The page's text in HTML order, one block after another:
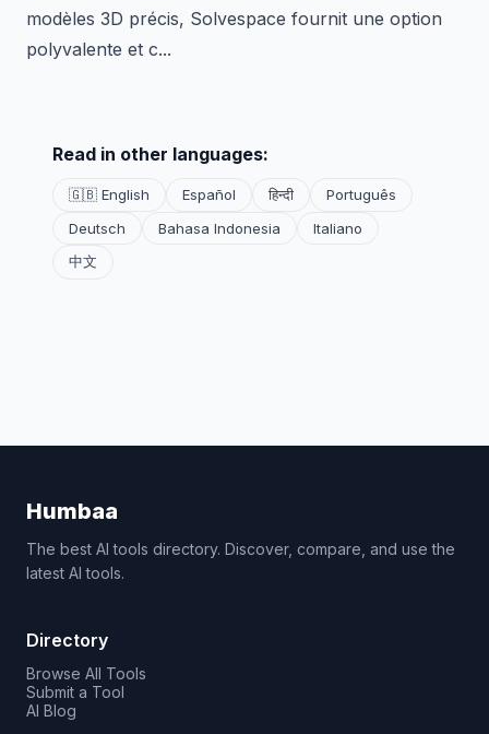
modèles 3D précis, Solvespace fournit une option
polyvalente et c...
Read in other languages:
🇬🇧 English Español हिन्दी
Português
Deutsch
Bahasa Indonesia
Italiano
中文
Humbaa
The best AI tools directory. Discover, compare, and use the
latest AI tools.
Directory
Browse All Tools
Submit a Tool
AI Blog